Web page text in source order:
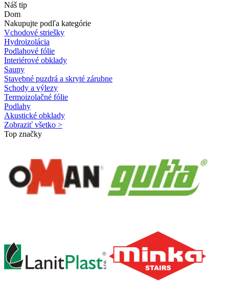
Náš tip
Dom
Nakupujte podľa kategórie
Vchodové striešky
Hydroizolácia
Podlahové fólie
Interiérové obklady
Sauny
Stavebné puzdrá a skryté zárubne
Schody a výlezy
Termoizolačné fólie
Podlahy
Akustické obklady
Zobraziť všetko >
Top značky